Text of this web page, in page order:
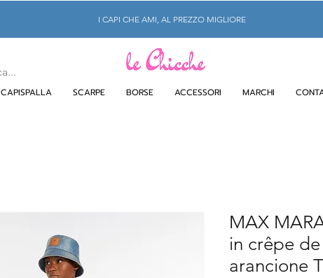
I CAPI CHE AMI, AL PREZZO MIGLIORE
CAPISPALLA SCARPE BORSE ACCESSORI MARCHI
MAX
in crêpe
arancione